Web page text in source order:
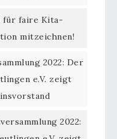
für faire Kita-
mitzeichnen!
2022: Der
e.V. zeigt
2022: